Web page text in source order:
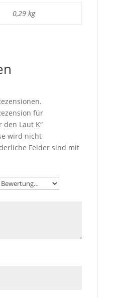
0,29 kg
für
Laut K“
wird nicht
Felder sind mit